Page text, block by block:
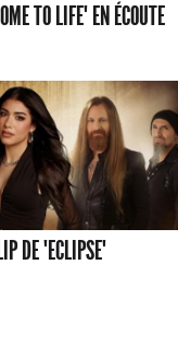
TO LIFE" EN ÉCOUTE
DE "ECLIPSE"